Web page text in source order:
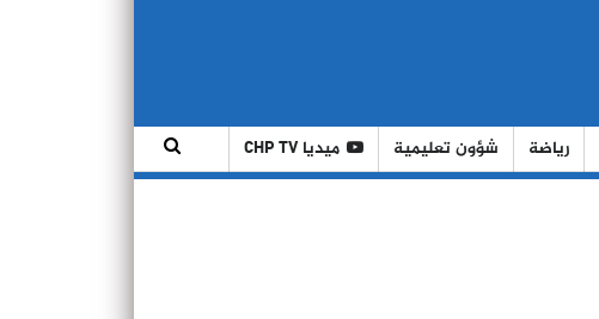
رياضة شؤون تعليمية ميديا CHP TV